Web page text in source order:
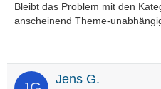
Bleibt das Problem mit den
anscheinend Theme-
Jens G.